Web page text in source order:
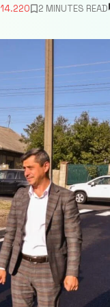
14.220 2 MINUTES READ